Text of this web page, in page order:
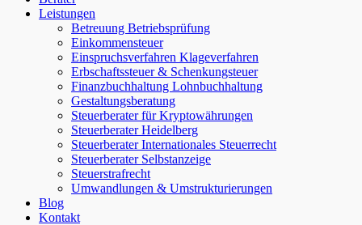
Leistungen
Betreuung Betriebsprüfung
Einkommensteuer
Einspruchsverfahren Klageverfahren
Erbschaftssteuer & Schenkungsteuer
Finanzbuchhaltung Lohnbuchhaltung
Gestaltungsberatung
Steuerberater für Kryptowährungen
Steuerberater Heidelberg
Steuerberater Internationales Steuerrecht
Steuerberater Selbstanzeige
Steuerstrafrecht
Umwandlungen & Umstrukturierungen
Blog
Kontakt